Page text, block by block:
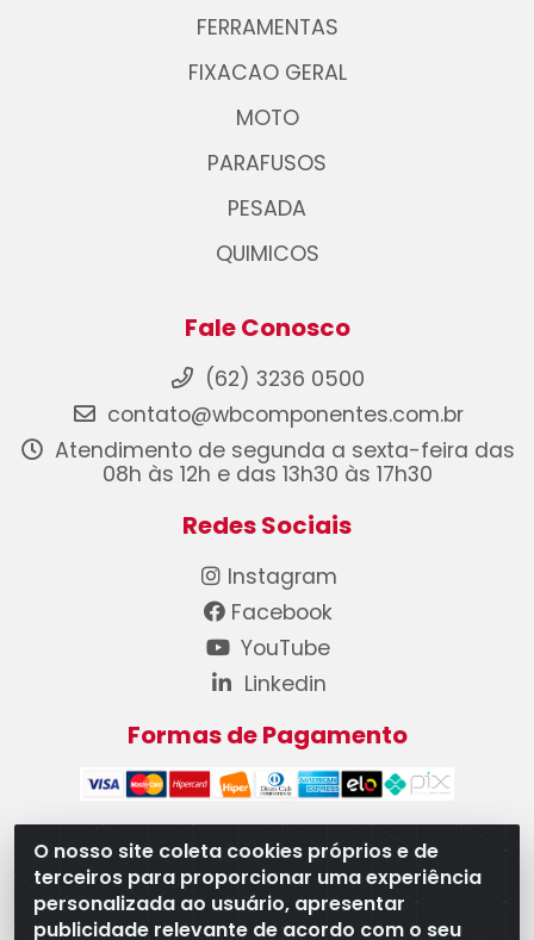
O nosso site coleta cookies próprios e de
terceiros para proporcionar uma experiência
personalizada ao usuário, apresentar
publicidade relevante de acordo com o seu
FERRAMENTAS
FIXACAO GERAL
MOTO
PARAFUSOS
PESADA
QUIMICOS
Fale Conosco
(62) 3236 0500
contato@wbcomponentes.com.br
Atendimento de segunda a sexta-feira das
08h às 12h e das 13h30 às 17h30
Redes Sociais
Instagram
Facebook
YouTube
Linkedin
Formas de Pagamento
WB Componentes Automotivos LTDA - CNPJ
08.528.393/0001-12 - Rua do Níquel, 667 - Parque
Oeste Industrial, Goiânia/GO - CEP 74375-660